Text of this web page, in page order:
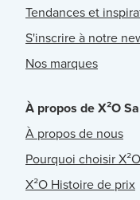
Tendances et
S'inscrire à notre
Nos marques
À propos de X²O
À propos de nous
Pourquoi choisir
X²O Histoire de prix